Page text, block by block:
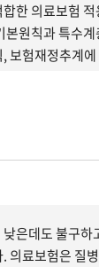
한 의료보험
본원칙과 특수
보험재정추계
선 등에 연구의
은데도 불구
의료보험은 질